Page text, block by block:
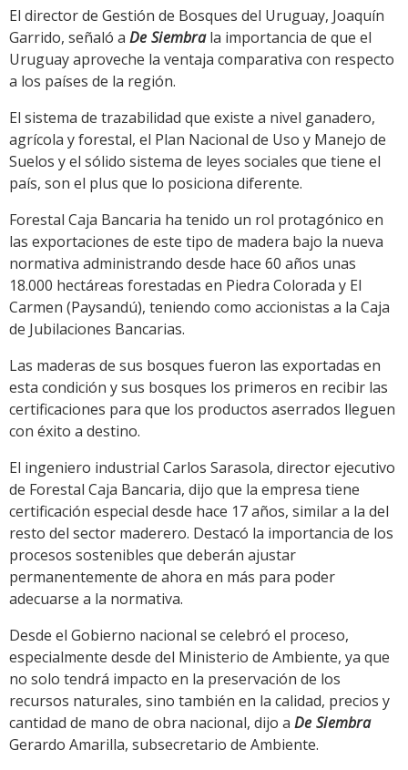
El director de Gestión de Bosques del Uruguay, Joaquín
Garrido, señaló a De Siembrala importancia de que el
Uruguay aproveche la ventaja comparativa con respecto
a los países de la región.
El sistema de trazabilidad que existe a nivel ganadero,
agrícola y forestal, el Plan Nacional de Uso y Manejo de
Suelos y el sólido sistema de leyes sociales que tiene el
país, son el plus que lo posiciona diferente.
Forestal Caja Bancaria ha tenido un rol protagónico en
las exportaciones de este tipo de madera bajo la nueva
normativa administrando desde hace 60 años unas
18.000 hectáreas forestadas en Piedra Colorada y El
Carmen (Paysandú), teniendo como accionistas a la Caja
de Jubilaciones Bancarias.
Las maderas de sus bosques fueron las exportadas en
esta condición y sus bosques los primeros en recibir las
certificaciones para que los productos aserrados lleguen
con éxito a destino.
El ingeniero industrial Carlos Sarasola, director ejecutivo
de Forestal Caja Bancaria, dijo que la empresa tiene
certificación especial desde hace 17 años, similar a la del
resto del sector maderero. Destacó la importancia de los
procesos sostenibles que deberán ajustar
permanentemente de ahora en más para poder
adecuarse a la normativa.
Desde el Gobierno nacional se celebró el proceso,
especialmente desde del Ministerio de Ambiente, ya que
no solo tendrá impacto en la preservación de los
recursos naturales, sino también en la calidad, precios y
cantidad de mano de obra nacional, dijo a De Siembra
Gerardo Amarilla, subsecretario de Ambiente.